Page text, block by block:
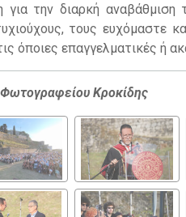
την διαρκή
τους ευχόμαστε
όποιες επαγγελματικές ή
Φωτογραφείου Κροκίδης